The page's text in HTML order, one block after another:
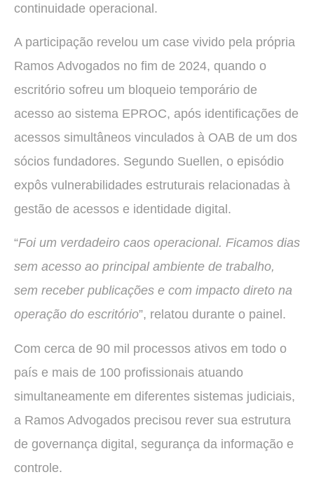
continuidade operacional.
A participação revelou um case vivido pela própria
Ramos Advogados no fim de 2024, quando o
escritório sofreu um bloqueio temporário de
acesso ao sistema EPROC, após identificações de
acessos simultâneos vinculados à OAB de um dos
sócios fundadores. Segundo Suellen, o episódio
expôs vulnerabilidades estruturais relacionadas à
gestão de acessos e identidade digital.
“Foi um verdadeiro caos operacional. Ficamos dias
sem acesso ao principal ambiente de trabalho,
sem receber publicações e com impacto direto na
operação do escritório”, relatou durante o painel.
Com cerca de 90 mil processos ativos em todo o
país e mais de 100 profissionais atuando
simultaneamente em diferentes sistemas judiciais,
a Ramos Advogados precisou rever sua estrutura
de governança digital, segurança da informação e
controle.